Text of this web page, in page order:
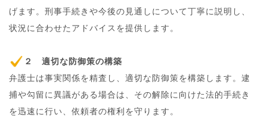
げます。刑事手続きや今後の見通しについて丁寧に説明し、
状況に合わせたアドバイスを提供します。
２ 適切な防御策の構築
弁護士は事実関係を精査し、適切な防御策を構築します。逮
捕や勾留に異議がある場合は、その解除に向けた法的手続き
を迅速に行い、依頼者の権利を守ります。